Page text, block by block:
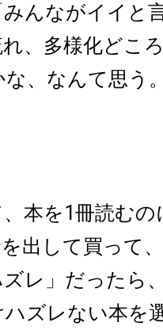
んながイイと
、多様化どこ
、なんて思う
本を1冊読む
出して買って
レ」だったら
ズレない本を